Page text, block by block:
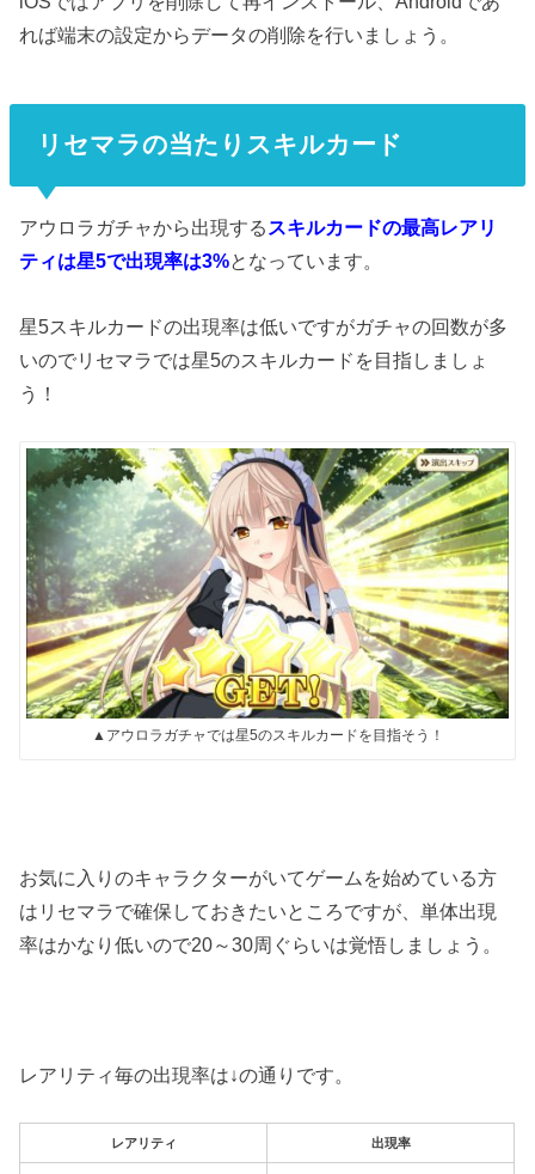
れば端末の設定からデータの削除を行いましょう。
リセマラの当たりスキルカード
アウロラガチャから出現する スキルカードの最高レアリ
ティは星5で出現率は3%となっています。
星5スキルカードの出現率は低いですがガチャの回数が多
いのでリセマラでは星5のスキルカードを目指しましょ
う！
▲アウロラガチャでは星5のスキルカードを目指そう！
お気に入りのキャラクターがいてゲームを始めている方
はリセマラで確保しておきたいところですが、単体出現
率はかなり低いので20～30周ぐらいは覚悟しましょう。
レアリティ毎の出現率は↓の通りです。
レアリティ 出現率